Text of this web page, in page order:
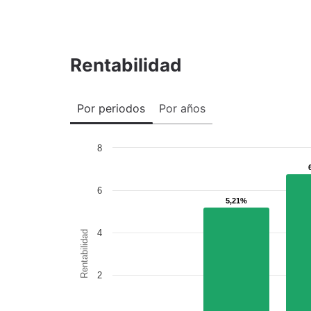
Rentabilidad
Por periodos Por años
Rentabilidad
5,21%
5,21%
2
4
6
8